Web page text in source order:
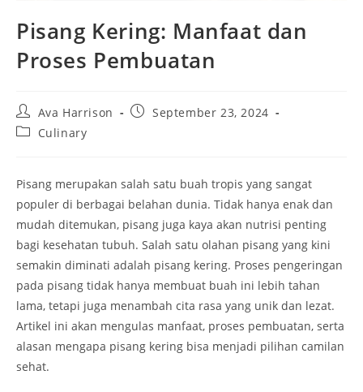
Pisang Kering: Manfaat dan
Proses Pembuatan
Post
author:
Ava Harrison
PostSeptember 23, 2024
PostCulinary
Pisang merupakan salah satu buah tropis yang sangat
populer di berbagai belahan dunia. Tidak hanya enak dan
mudah ditemukan, pisang juga kaya akan nutrisi penting
bagi kesehatan tubuh. Salah satu olahan pisang yang kini
semakin diminati adalah pisang kering. Proses pengeringan
pada pisang tidak hanya membuat buah ini lebih tahan
lama, tetapi juga menambah cita rasa yang unik dan lezat.
Artikel ini akan mengulas manfaat, proses pembuatan, serta
alasan mengapa pisang kering bisa menjadi pilihan camilan
sehat.